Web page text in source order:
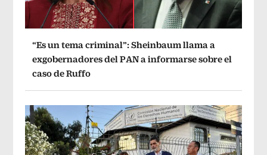
“Es un tema criminal”: Sheinbaum llama a
exgobernadores del PAN a informarse sobre el
caso de Ruffo